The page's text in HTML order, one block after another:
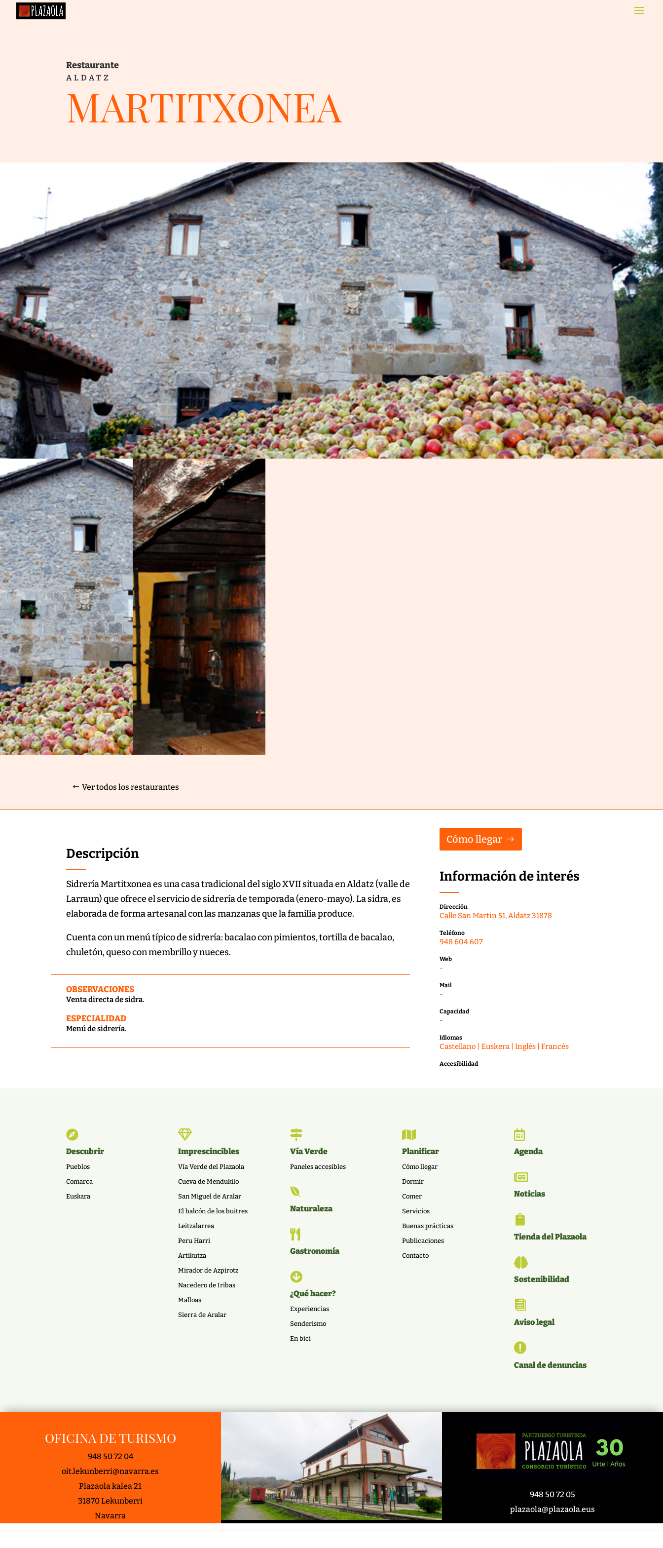
Restaurante
ALDATZ
MARTITXONEA
Ver todos los restaurantes
Descripción
Sidrería Martitxonea es una casa tradicional del siglo XVII situada en Aldatz (valle de
Larraun) que ofrece el servicio de sidrería de temporada (enero-mayo). La sidra, es
elaborada de forma artesanal con las manzanas que la familia produce.
Cuenta con un menú típico de sidrería: bacalao con pimientos, tortilla de bacalao,
chuletón, queso con membrillo y nueces.
OBSERVACIONES
Venta directa de sidra.
ESPECIALIDAD
Menú de sidrería.
Cómo llegar
Información de interés
Dirección
Calle San Martin 51, Aldatz 31878
Teléfono
948 604 607
Web
-
Mail
-
Capacidad
-
Idiomas
Castellano | Euskera | Inglés | Francés
Accesibilidad

Descubrir
Pueblos
Comarca
Euskara

Imprescincibles
Vía Verde del Plazaola
Cueva de Mendukilo
San Miguel de Aralar
El balcón de los buitres
Leitzalarrea
Peru Harri
Artikutza
Mirador de Azpirotz
Nacedero de Iribas
Malloas
Sierra de Aralar

Vía Verde
Paneles accesibles

Naturaleza

Gastronomía

¿Qué hacer?
Experiencias
Senderismo
En bici

Planificar
Cómo llegar
Dormir
Comer
Servicios
Buenas prácticas
Publicaciones
Contacto

Agenda

Noticias

Tienda del Plazaola

Sostenibilidad

Aviso legal

Canal de denuncias
OFICINA DE TURISMO
948 50 72 04
oit.lekunberri@navarra.es
Plazaola kalea 21
31870 Lekunberri
Navarra
948 50 72 05
plazaola@plazaola.eus